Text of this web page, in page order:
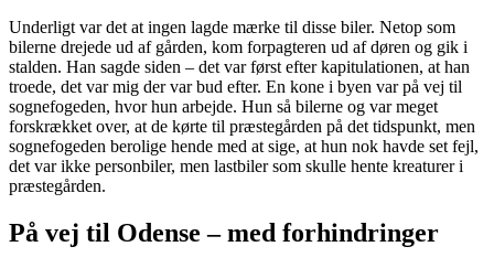
Underligt var det at ingen lagde mærke til disse biler. Netop som
bilerne drejede ud af gården, kom forpagteren ud af døren og gik i
stalden. Han sagde siden – det var først efter kapitulationen, at han
troede, det var mig der var bud efter. En kone i byen var på vej til
sognefogeden, hvor hun arbejde. Hun så bilerne og var meget
forskrækket over, at de kørte til præstegården på det tidspunkt, men
sognefogeden berolige hende med at sige, at hun nok havde set fejl,
det var ikke personbiler, men lastbiler som skulle hente kreaturer i
præstegården.
På vej til Odense – med forhindringer